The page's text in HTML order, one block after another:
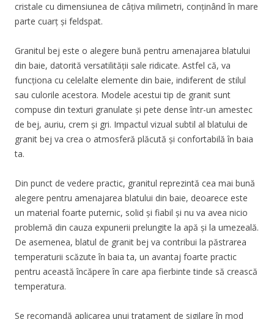
cristale cu dimensiunea de câțiva milimetri, conținând în mare
parte cuarț și feldspat.
Granitul bej este o alegere bună pentru amenajarea blatului
din baie, datorită versatilității sale ridicate. Astfel că, va
funcționa cu celelalte elemente din baie, indiferent de stilul
sau culorile acestora. Modele acestui tip de granit sunt
compuse din texturi granulate și pete dense într-un amestec
de bej, auriu, crem și gri. Impactul vizual subtil al blatului de
granit bej va crea o atmosferă plăcută și confortabilă în baia
ta.
Din punct de vedere practic, granitul reprezintă cea mai bună
alegere pentru amenajarea blatului din baie, deoarece este
un material foarte puternic, solid și fiabil și nu va avea nicio
problemă din cauza expunerii prelungite la apă și la umezeală.
De asemenea, blatul de granit bej va contribui la păstrarea
temperaturii scăzute în baia ta, un avantaj foarte practic
pentru această încăpere în care apa fierbinte tinde să crească
temperatura.
Se recomandă aplicarea unui tratament de sigilare în mod